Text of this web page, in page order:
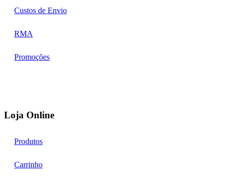
Custos de Envio
RMA
Promoções
Loja Online
Produtos
Carrinho